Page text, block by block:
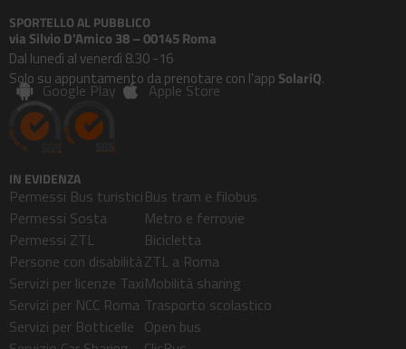
SPORTELLO AL PUBBLICO
via Silvio D’Amico 38 – 00145 Roma
Dal lunedì al venerdì 8.30 -16
Solo su appuntamento da prenotare con l’app SolariQ.
Google Play Apple Store
IN EVIDENZA
Permessi Bus turistici
Permessi Sosta
Permessi ZTL
Persone con disabilità
Servizi per licenze Taxi
Servizi per NCC Roma
Servizi per Botticelle
Bus tram e filobus
Metro e ferrovie
Bicicletta
ZTL a Roma
Mobilità sharing
Trasporto scolastico
Open bus